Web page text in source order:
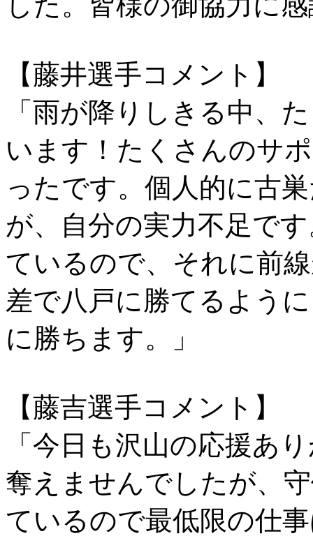
【藤井選手コメント】
「雨が降りしきる中、
います！たくさんのサ
ったです。個人的に古
が、自分の実力不足で
ているので、それに前
差で八戸に勝てるよう
に勝ちます。」
【藤吉選手コメント】
「今日も沢山の応援あ
奪えませんでしたが、
ているので最低限の仕